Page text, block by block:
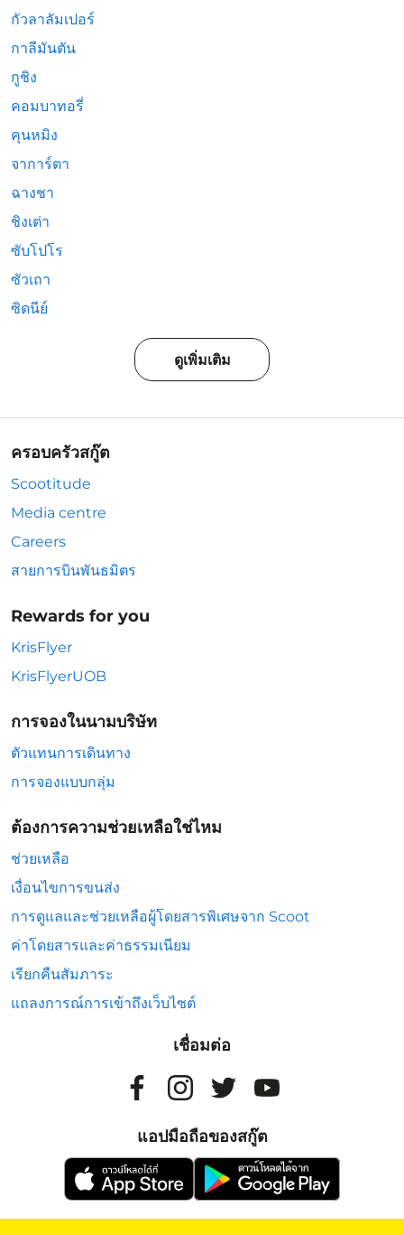
กัวลาลัมเปอร์
กาลีมันตัน
กูชิง
คอมบาทอรี่
คุนหมิง
จาการ์ตา
ฉางชา
ชิงเต่า
ซับโปโร
ซัวเถา
ซิดนีย์
ดูเพิ่มเติม
ครอบครัวสกู๊ต
Scootitude
Media centre
Careers
สายการบินพันธมิตร
Rewards for you
KrisFlyer
KrisFlyerUOB
การจองในนามบริษัท
ตัวแทนการเดินทาง
การจองแบบกลุ่ม
ต้องการความช่วยเหลือใช่ไหม
ช่วยเหลือ
เงื่อนไขการขนส่ง
การดูแลและช่วยเหลือผู้โดยสารพิเศษจาก Scoot
ค่าโดยสารและค่าธรรมเนียม
เรียกคืนสัมภาระ
แถลงการณ์การเข้าถึงเว็บไซต์
เชื่อมต่อ
แอปมือถือของสกู๊ต